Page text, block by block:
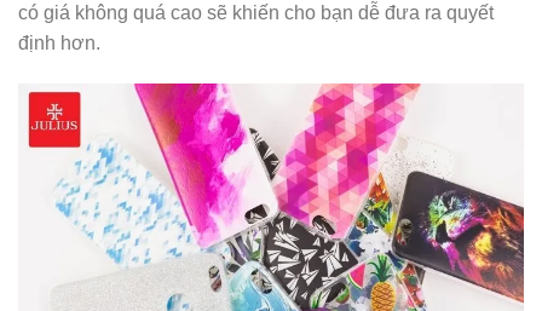
có giá không quá cao sẽ khiến cho bạn dễ đưa ra quyết
định hơn.